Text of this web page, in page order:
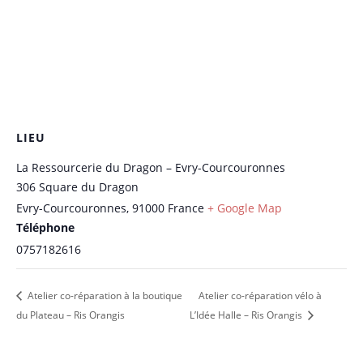
LIEU
La Ressourcerie du Dragon – Evry-Courcouronnes
306 Square du Dragon
Evry-Courcouronnes, 91000 France + Google Map
Téléphone
0757182616
Atelier co-réparation à la boutique
du Plateau – Ris Orangis
Atelier co-réparation vélo à
L’Idée Halle – Ris Orangis